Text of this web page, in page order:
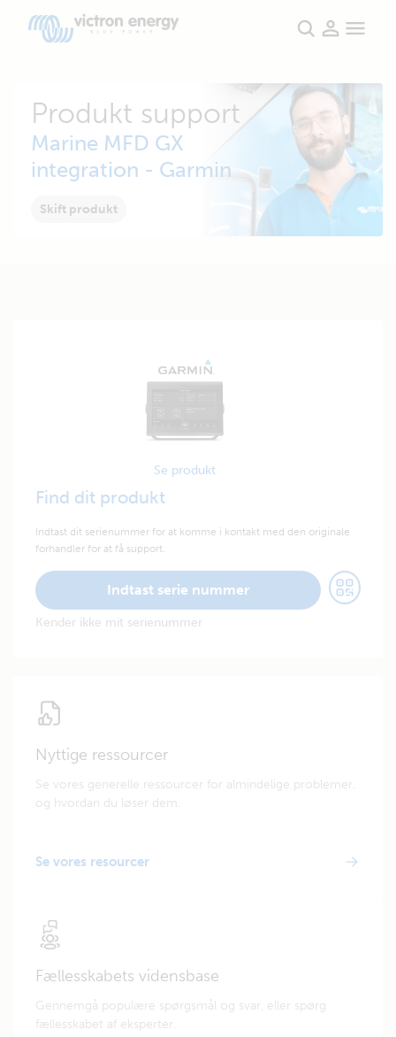
Produkt support
Marine MFD GX
integration - Garmin
Skift produkt
Se produkt
Find dit produkt
Indtast dit serienummer for at komme i kontakt med den originale
forhandler for at få support.
Indtast serie nummer
Kender ikke mit serienummer
Nyttige ressourcer
Se vores generelle ressourcer for almindelige problemer,
og hvordan du løser dem.
Se vores resourcer
Fællesskabets vidensbase
Gennemgå populære spørgsmål og svar, eller spørg
fællesskabet af eksperter.